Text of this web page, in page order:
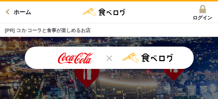
ホーム
ログイン
[PR] コカ·コーラと食事が楽しめるお店